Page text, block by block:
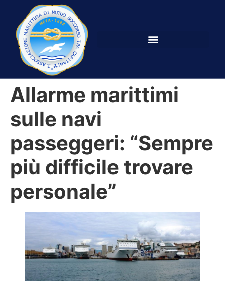
Allarme marittimi
sulle navi
passeggeri: “Sempre
più difficile trovare
personale”